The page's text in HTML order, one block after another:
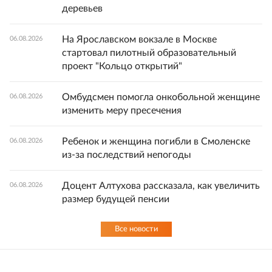
деревьев
06.08.2026
На Ярославском вокзале в Москве
стартовал пилотный образовательный
проект "Кольцо открытий"
06.08.2026
Омбудсмен помогла онкобольной женщине
изменить меру пресечения
06.08.2026
Ребенок и женщина погибли в Смоленске
из-за последствий непогоды
06.08.2026
Доцент Алтухова рассказала, как увеличить
размер будущей пенсии
Все новости